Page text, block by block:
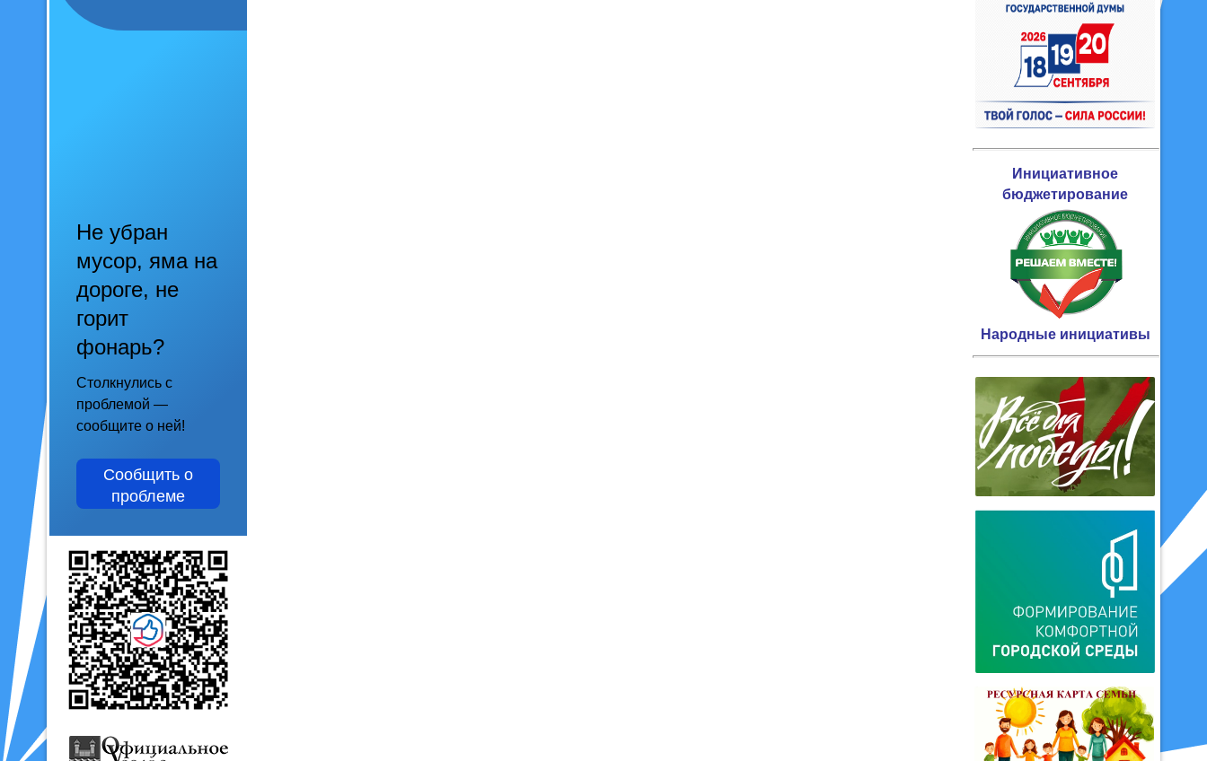
Не убран
мусор, яма на
дороге, не
горит
фонарь?
Столкнулись с
проблемой —
сообщите о ней!
Сообщить о
проблеме
Инициативное
бюджетирование
Народные инициативы